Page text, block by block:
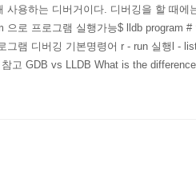
용하는 디버거이다. 디버깅을 할 때에
로 프로그램 실행가능$ lldb program
그램 디버깅 기본명령어 r - run 실행l -
고 GDB vs LLDB What is the